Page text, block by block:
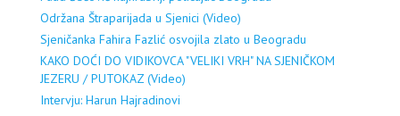
Održana Štraparijada u Sjenici (Video)
Sjeničanka Fahira Fazlić osvojila zlato u Beogradu
KAKO DOĆI DO VIDIKOVCA "VELIKI VRH" NA SJENIČKOM
JEZERU / PUTOKAZ (Video)
Intervju: Harun Hajradinovi